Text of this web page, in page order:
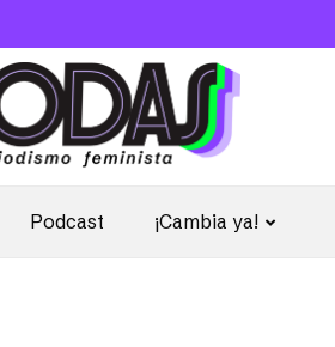
Podcast ¡Cambia ya!